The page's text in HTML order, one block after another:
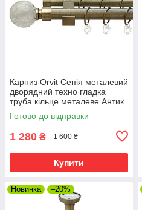
Карниз Orvit Сепія металевий
дворядний техно гладка
труба кільце металеве Антик
25\19 мм 160 см (00-
00026044)
Готово до відправки
1 280 ₴ 1 600 ₴
Купити
Новинка –20%